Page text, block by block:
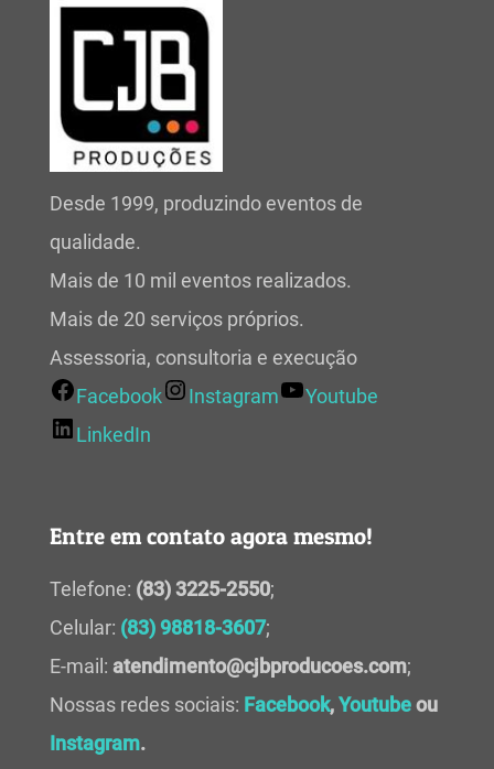
Desde 1999, produzindo eventos de
qualidade.
Mais de 10 mil eventos realizados.
Mais de 20 serviços próprios.
Assessoria, consultoria e execução
Facebook
Instagram
Youtube
LinkedIn
Entre em contato agora mesmo!
Telefone: (83) 3225-2550;
Celular: (83) 98818-3607;
E-mail: atendimento@cjbproducoes.com;
Nossas redes sociais: Facebook,Youtubeou
Instagram.